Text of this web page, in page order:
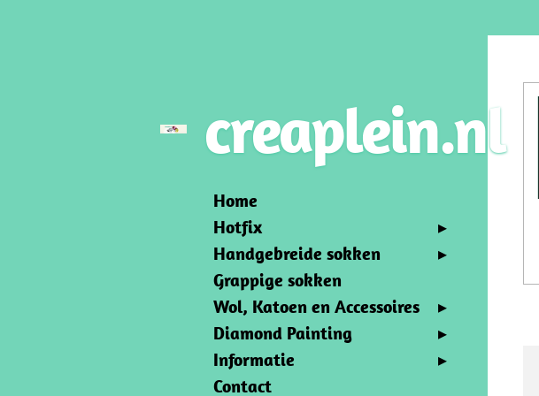
creaplein.nl
Home
Hotfix
Handgebreide sokken
Grappige sokken
Wol, Katoen en Accessoires
Diamond Painting
Informatie
Contact